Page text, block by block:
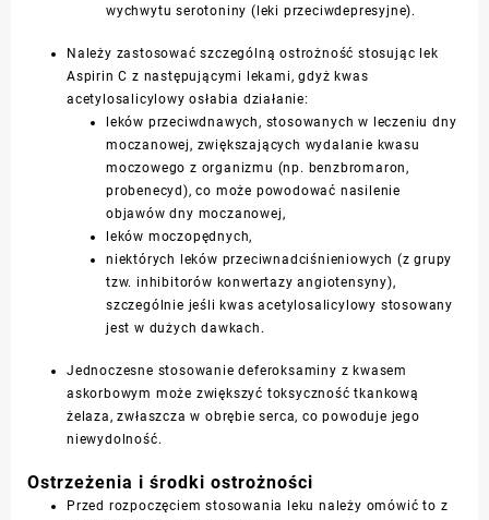
wychwytu serotoniny (leki przeciwdepresyjne).
Należy zastosować szczególną ostrożność stosując lek
Aspirin C z następującymi lekami, gdyż kwas
acetylosalicylowy osłabia działanie:
leków przeciwdnawych, stosowanych w leczeniu dny
moczanowej, zwiększających wydalanie kwasu
moczowego z organizmu (np. benzbromaron,
probenecyd), co może powodować nasilenie
objawów dny moczanowej,
leków moczopędnych,
niektórych leków przeciwnadciśnieniowych (z grupy
tzw. inhibitorów konwertazy angiotensyny),
szczególnie jeśli kwas acetylosalicylowy stosowany
jest w dużych dawkach.
Jednoczesne stosowanie deferoksaminy z kwasem
askorbowym może zwiększyć toksyczność tkankową
żelaza, zwłaszcza w obrębie serca, co powoduje jego
niewydolność.
Ostrzeżenia i środki ostrożności
Przed rozpoczęciem stosowania leku należy omówić to z